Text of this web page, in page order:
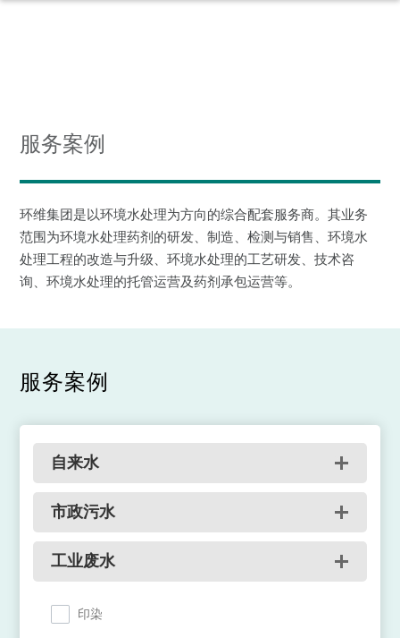
服务案例
环维集团是以环境水处理为方向的综合配套服务商。其业务
范围为环境水处理药剂的研发、制造、检测与销售、环境水
处理工程的改造与升级、环境水处理的工艺研发、技术咨
询、环境水处理的托管运营及药剂承包运营等。
服务案例
自来水
市政污水
工业废水
印染